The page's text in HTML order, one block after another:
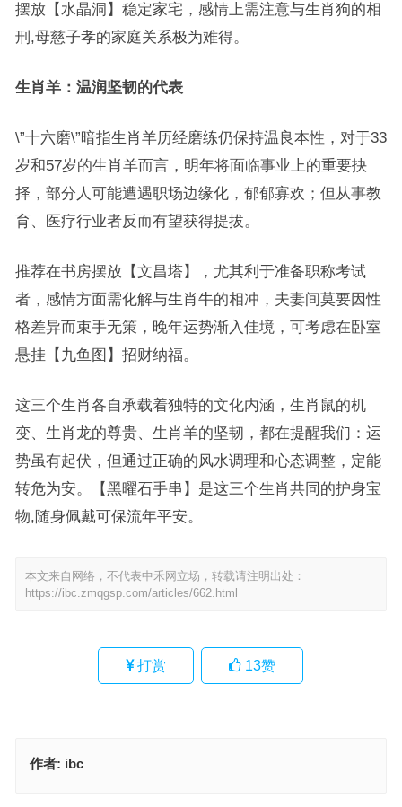
摆放【水晶洞】稳定家宅，感情上需注意与生肖狗的相
刑,母慈子孝的家庭关系极为难得。
生肖羊：温润坚韧的代表
\”十六磨\”暗指生肖羊历经磨练仍保持温良本性，对于33
岁和57岁的生肖羊而言，明年将面临事业上的重要抉
择，部分人可能遭遇职场边缘化，郁郁寡欢；但从事教
育、医疗行业者反而有望获得提拔。
推荐在书房摆放【文昌塔】，尤其利于准备职称考试
者，感情方面需化解与生肖牛的相冲，夫妻间莫要因性
格差异而束手无策，晚年运势渐入佳境，可考虑在卧室
悬挂【九鱼图】招财纳福。
这三个生肖各自承载着独特的文化内涵，生肖鼠的机
变、生肖龙的尊贵、生肖羊的坚韧，都在提醒我们：运
势虽有起伏，但通过正确的风水调理和心态调整，定能
转危为安。【黑曜石手串】是这三个生肖共同的护身宝
物,随身佩戴可保流年平安。
本文来自网络，不代表中禾网立场，转载请注明出处：
https://ibc.zmqgsp.com/articles/662.html
打赏 13赞
作者: ibc